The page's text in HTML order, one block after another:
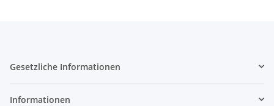
Gesetzliche Informationen
Informationen